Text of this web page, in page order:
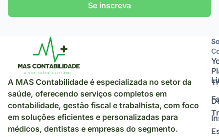
Se inscreva
A MAS Contabilidade é especializada no setor da
saúde, oferecendo serviços completos em
contabilidade, gestão fiscal e trabalhista, com foco
em soluções eficientes e personalizadas para
médicos, dentistas e empresas do segmento.